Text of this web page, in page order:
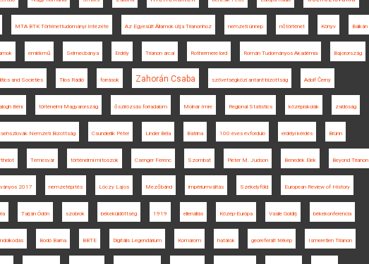
MTA BTK Történettudományi Intézete Az Egyesült Államok útja Trianonhoz nemzeti ünnep nőtörténet Könyv Balkán
emlékmű Selmecbánya Erdély Trianon arcai Rothermere lord Román Tudományos Akadémia Bajorország
and Societies Tilos Rádió források Zahorán Csaba szövetségközi antant-bizottság Adolf Černý
Béni történelmi Magyarország őszirózsás forradalom Molnár Imre Regional Statistics középiskolák zsidóság
Nemzeti Bizottság Csunderlik Péter Linder Béla Batrina 100 éves évforduló erdélyi kérdés Brünn
Temesvár történelmi mítoszok Csenger Ferenc Szombat Pieter M. Judson Benedek Elek Beyond Trianon
2017 nemzetépítés Lóczy Lajos Mezőbánd impériumváltás Székelyföld European Review of History
Tarján Ödön szobrok békeküldöttség 1919 ellenállás Közép-Európa Vasile Goldiș békekonferencia
Bodó Barna BBTE Digitális Legendárium Komárom határok georeferált térkép Ismeretlen Trianon